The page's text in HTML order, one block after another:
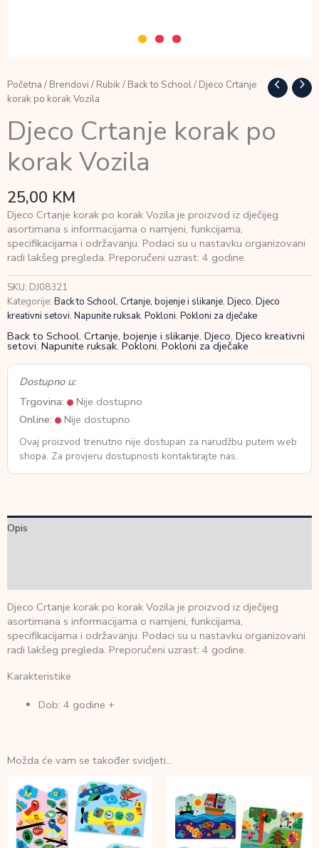
Početna / Brendovi / Rubik/ Back to School/ Djeco Crtanje
korak po korak Vozila
Djeco Crtanje korak po
korak Vozila
25,00 KM
Djeco Crtanje korak po korak Vozila je proizvod iz dječijeg
asortimana s informacijama o namjeni, funkcijama,
specifikacijama i održavanju. Podaci su u nastavku organizovani
radi lakšeg pregleda. Preporučeni uzrast: 4 godine.
SKU: DJ08321
Kategorije: Back to School, Crtanje, bojenje i slikanje, Djeco, Djeco
kreativni setovi, Napunite ruksak, Pokloni, Pokloni za dječake
Back to School, Crtanje, bojenje i slikanje, Djeco, Djeco kreativni
setovi, Napunite ruksak,Pokloni, Pokloni za dječake
Dostupno u:
Trgovina:
Nije dostupno
Online:
Nije dostupno
Ovaj proizvod trenutno nije dostupan za narudžbu putem web
shopa. Za provjeru dostupnosti kontaktirajte nas.
Opis
Djeco Crtanje korak po korak Vozila je proizvod iz dječijeg
asortimana s informacijama o namjeni, funkcijama,
specifikacijama i održavanju. Podaci su u nastavku organizovani
radi lakšeg pregleda. Preporučeni uzrast: 4 godine.
Karakteristike
Dob: 4 godine +
Možda će vam se također svidjeti…